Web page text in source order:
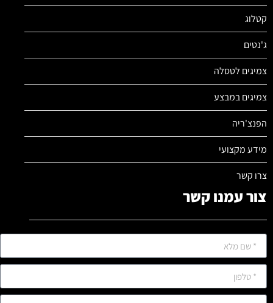
קטלוג
ג'נטים
צמיגים לטסלה
צמיגים במבצע
הפנצ'ריה
מידע מקצועי
צרו קשר
צור עמנו קשר